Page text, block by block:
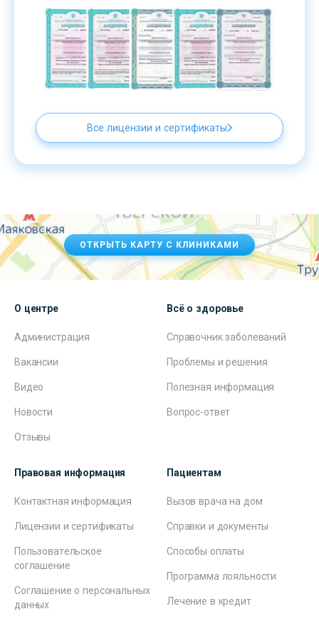
Все лицензии и сертификаты
ОТКРЫТЬ КАРТУ С КЛИНИКАМИ
О центре
Администрация
Вакансии
Видео
Новости
Отзывы
Всё о здоровье
Справочник заболеваний
Проблемы и решения
Полезная информация
Вопрос-ответ
Правовая информация
Контактная информация
Лицензии и сертификаты
Пользовательское
соглашение
Соглашение о персональных
данных
Пациентам
Вызов врача на дом
Справки и документы
Способы оплаты
Программа лояльности
Лечение в кредит